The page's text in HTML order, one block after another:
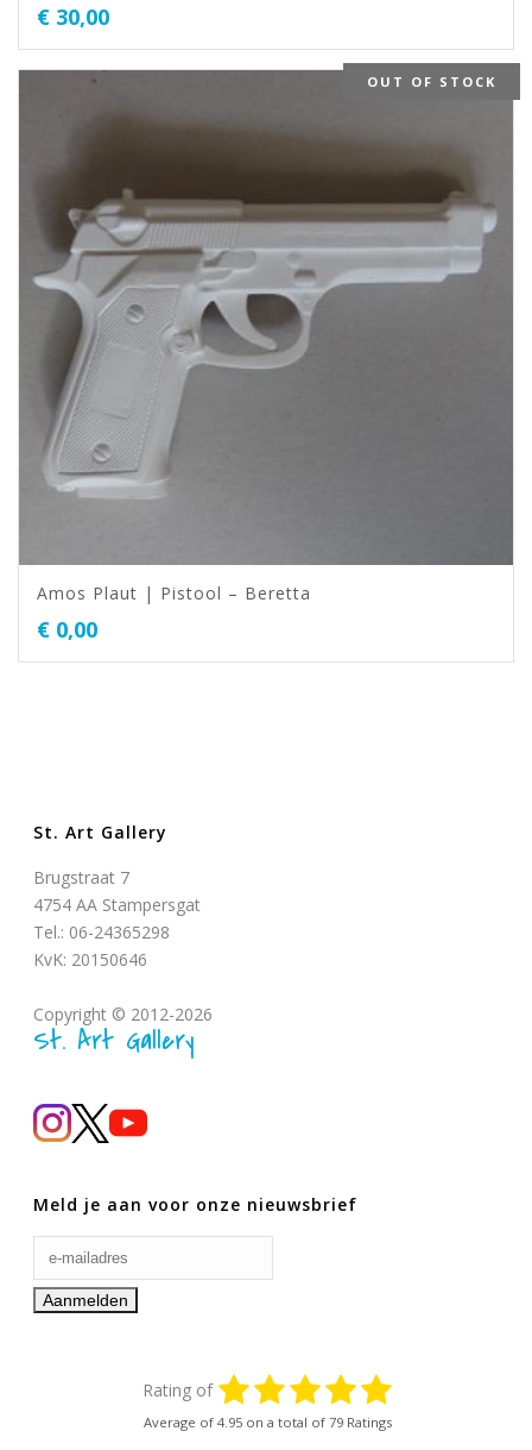
€ 30,00
OUT OF STOCK
Amos Plaut | Pistool – Beretta
€ 0,00
St. Art Gallery
Brugstraat 7
4754 AA Stampersgat
Tel.: 06-24365298
KvK: 20150646
Copyright © 2012-2026
St. Art Gallery
Meld je aan voor onze nieuwsbrief
Rating of
Average of 4.95 on a total of 79 Ratings